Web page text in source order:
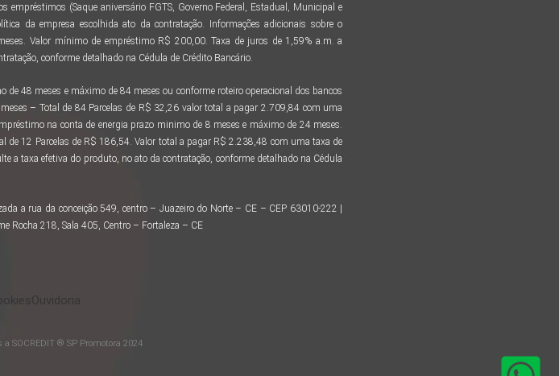
(Saque aniversário FGTS, Governo Federal, Estadual, Municipal e
da empresa escolhida ato da contratação. Informações adicionais sobre o
Valor mínimo de empréstimo R$ 200,00. Taxa de juros de 1,59% a.m. a
conforme detalhado na Cédula de Crédito Bancário.
48 meses e máximo de 84 meses ou conforme roteiro operacional dos bancos
– Total de 84 Parcelas de R$ 32,26 valor total a pagar 2.709,84 com uma
na conta de energia prazo minimo de 8 meses e máximo de 24 meses.
12 Parcelas de R$ 186,54. Valor total a pagar R$ 2.238,48 com uma taxa de
a taxa efetiva do produto, no ato da contratação, conforme detalhado na Cédula
a rua da conceição 549, centro – Juazeiro do Norte – CE – CEP 63010-222 |
Rocha 218, Sala 405, Centro – Fortaleza – CE
Ouvidoria
a SOCREDIT ® SP Promotora 2024